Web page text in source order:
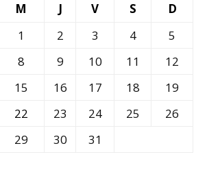
M J V S
D
1
2 3 4
5
8 9 10 11
12
15 16 17 18
19
22 23 24 25
26
29 30
31